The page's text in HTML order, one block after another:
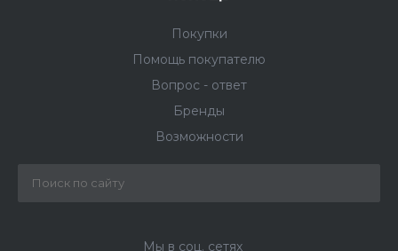
Покупки
Помощь покупателю
Вопрос - ответ
Бренды
Возможности
Мы в соц. сетях